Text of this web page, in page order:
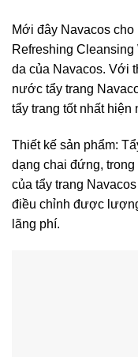
Mới đây Navacos
Refreshing Cleansing
da của Navacos. Với
nước tẩy trang
tẩy trang tốt nhất hiện
Thiết kế sản phẩm:
dạng chai đứng,
của tẩy trang
điều chỉnh được
lãng phí.